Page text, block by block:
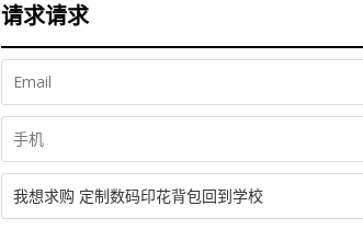
请求请求